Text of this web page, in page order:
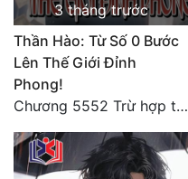
3 tháng trước
Thần Hào: Từ Số 0 Bước
Lên Thế Giới Đỉnh
Phong!
Chương 5552 Trừ hợp tác, không còn cách nào khác!